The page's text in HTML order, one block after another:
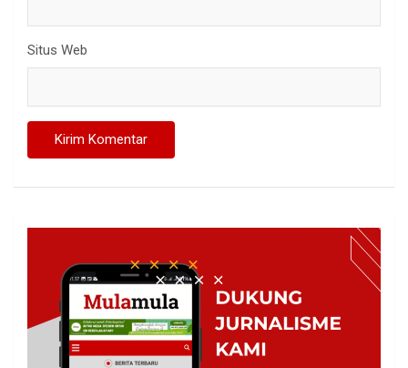
Situs Web